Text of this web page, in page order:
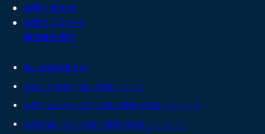
お問い合わせ
お困りごとから
解決策を探す
個人情報保護方針
当法人が取扱う個人情報について
お問い合わせにおける個人情報の取扱いについて
採用応募における個人情報の取扱いについて